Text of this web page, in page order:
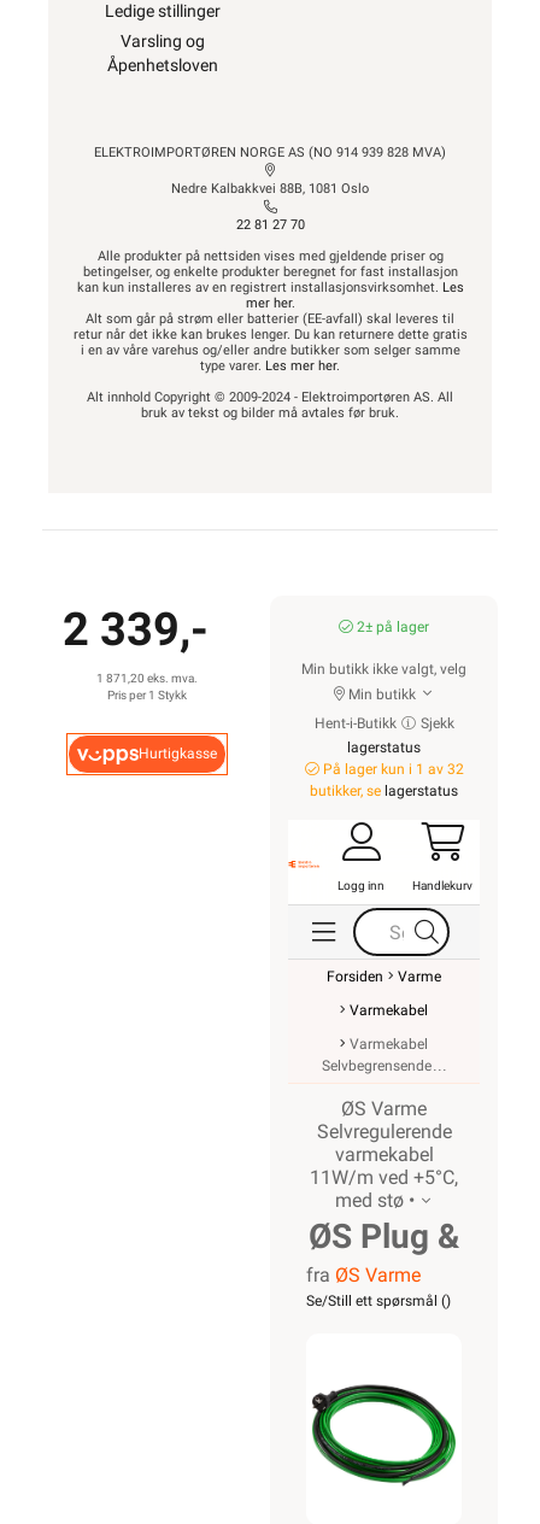
Ledige stillinger
Varsling og
Åpenhetsloven
ELEKTROIMPORTØREN NORGE AS (NO 914 939 828 MVA)
Nedre Kalbakkvei 88B, 1081 Oslo
22 81 27 70
Alle produkter på nettsiden vises med gjeldende priser og
betingelser, og enkelte produkter beregnet for fast installasjon
kan kun installeres av en registrert installasjonsvirksomhet. Les
mer her.
Alt som går på strøm eller batterier (EE-avfall) skal leveres til
retur når det ikke kan brukes lenger. Du kan returnere dette gratis
i en av våre varehus og/eller andre butikker som selger samme
type varer. Les mer her.
Alt innhold Copyright © 2009-2024 - Elektroimportøren AS. All
bruk av tekst og bilder må avtales før bruk.
2 339,-
1 871,20 eks. mva.
Pris per 1 Stykk
Hurtigkasse
2± på lager
Min butikk ikke valgt, velg
Min butikk
Hent-i-Butikk
Sjekk
lagerstatus
På lager kun i 1 av 32
butikker, se lagerstatus
Logg inn Handlekurv
Forsiden
Varme
Varmekabel
Varmekabel
Selvbegrensende
ØS Varme
Selvregulerende
varmekabel
11W/m ved +5°C,
med stø •
ØS Plug &
Play
10m
fra ØS Varme
Se/Still ett spørsmål ()